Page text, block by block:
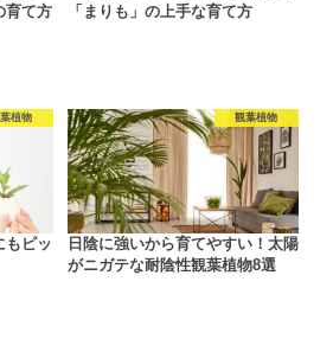
育て方
「まりも」の上手な育て方
植物
もピッ
観葉植物
日陰に強いから育てやすい！太陽
がニガテな耐陰性観葉植物8選